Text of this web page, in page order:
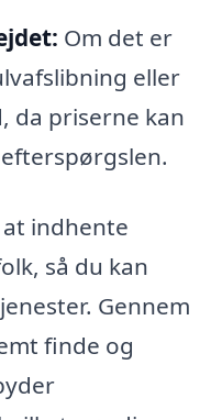
Om det er
eller
da priserne kan
indhente
så du kan
Gennem
finde og